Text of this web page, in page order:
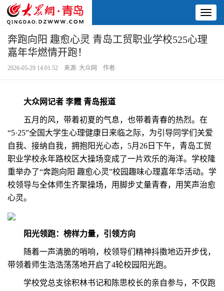
奔跑向阳 趣愈心灵 青岛工贸职业学校525心理
嘉年华燃情开跑！
2026-05-29 14:01:52 来源: 大众网 作者:
大众网记者 李霞 青岛报道
五月的风，带着初夏的气息，也带着青春的热烈。在
“5·25”全国大学生心理健康日来临之际，为引导同学们关爱
自我、接纳自我，拥抱阳光心态，5月26日下午，青岛工贸
职业学校永年路校区大操场变成了一片欢乐的海洋。学校隆
重举办了“奔跑向阳 趣愈心灵”校园趣味心理嘉年华活动。学
校领导与全体师生齐聚操场，用脚步丈量青春，用笑声治愈
心灵。
阳光领跑：榜样力量，引领方向
随着一声清脆的哨响，校领导们精神抖擞地迈开步伐，
带领着师生浩浩荡荡地开启了4轮校园阳光跑。
学校党总支徐积林书记和陈思校长的亲自参与，不仅跑